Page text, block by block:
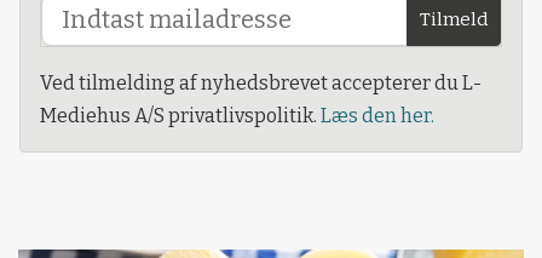
Tilmeld
Ved tilmelding af nyhedsbrevet accepterer du L-
Mediehus A/S privatlivspolitik. Læs den her.